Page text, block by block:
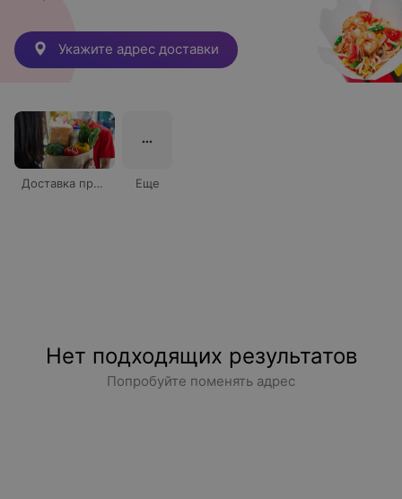
Укажите адрес доставки
Доставка продуктов на дом Еще
Нет подходящих результатов
Попробуйте поменять адрес